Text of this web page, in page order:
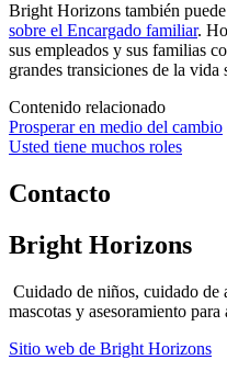
Bright Horizons también
sobre el Encargado familiar.
sus empleados y sus familias
grandes transiciones de la vida
Contenido relacionado
Prosperar en medio del cambio
Usted tiene muchos roles
Contacto
Bright Horizons
Cuidado de niños, cuidado de
mascotas y asesoramiento
Sitio web de Bright Horizons